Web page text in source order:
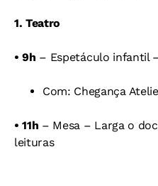
1. Teatro
• 9h – Espetáculo infantil
Com: Chegança
• 11h – Mesa – Larga o
leituras